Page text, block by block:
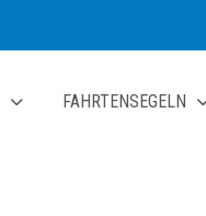
FAHRTENSEGELN